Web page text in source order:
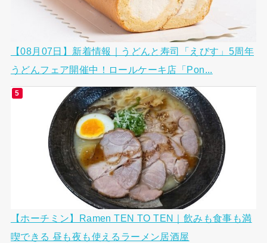
【08月07日】新着情報｜うどんと寿司「えびす」5周年
うどんフェア開催中！ロールケーキ店「Pon...
【ホーチミン】Ramen TEN TO TEN｜飲みも食事も満
喫できる 昼も夜も使えるラーメン居酒屋